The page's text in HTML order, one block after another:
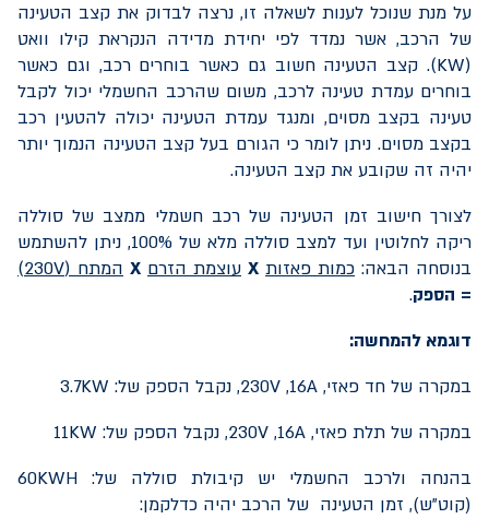
על מנת שנוכל לענות לשאלה זו, נרצה לבדוק את קצב הטעינה
של הרכב, אשר נמדד לפי יחידת מדידה הנקראת קילו וואט
(
KW). קצב הטעינה חשוב גם כאשר בוחרים רכב, וגם כאשר
בוחרים עמדת טעינה לרכב, משום שהרכב החשמלי יכול לקבל
טעינה בקצב מסוים, ומנגד עמדת הטעינה יכולה להטעין רכב
בקצב מסוים. ניתן לומר כי הגורם בעל קצב הטעינה הנמוך יותר
יהיה זה שקובע את קצב הטעינה.
לצורך חישוב זמן הטעינה של רכב חשמלי ממצב של סוללה
ריקה לחלוטין ועד למצב סוללה מלא של 100%, ניתן להשתמש
בנוסחה הבאה: כמות פאזות X עוצמת הזרם X המתח (230V
)
= הספק.
דוגמא להמחשה:
במקרה של חד פאזי, 16A
,
230V, נקבל הספק של: 3.7KW
במקרה של תלת פאזי, 16A
,
230V, נקבל הספק של: 11KW
בהנחה ולרכב החשמלי יש קיבולת סוללה של: 60KWH
(קוט"ש), זמן הטעינה של הרכב יהיה כדלקמן: